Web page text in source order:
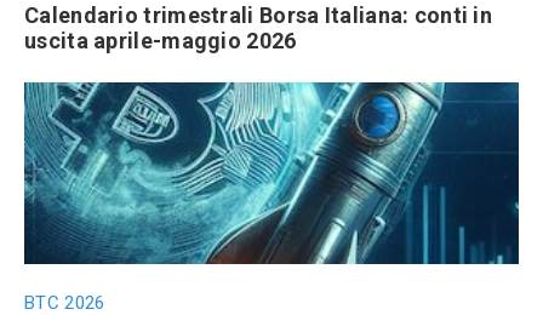
Calendario trimestrali Borsa Italiana: conti in
uscita aprile-maggio 2026
BTC 2026